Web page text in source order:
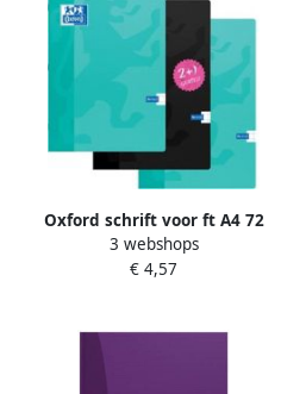
Oxford schrift voor ft A4 72
bladzijden met kantlijn
geruit 10 mm
3 webshops
€ 4,57